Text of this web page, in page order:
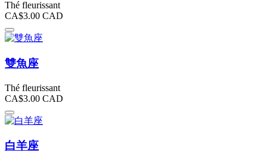
Thé fleurissant
CA$3.00 CAD
雙魚座
Thé fleurissant
CA$3.00 CAD
白羊座